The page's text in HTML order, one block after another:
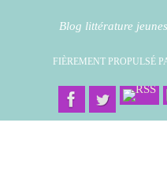
Blog littérature
FIÈREMENT PROPULSÉ